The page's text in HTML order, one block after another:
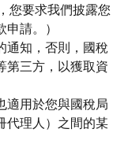
您要求我們披露您
請。）
通知，否則，國稅
第三方，以獲取資
適用於您與國稅局
代理人）之間的某